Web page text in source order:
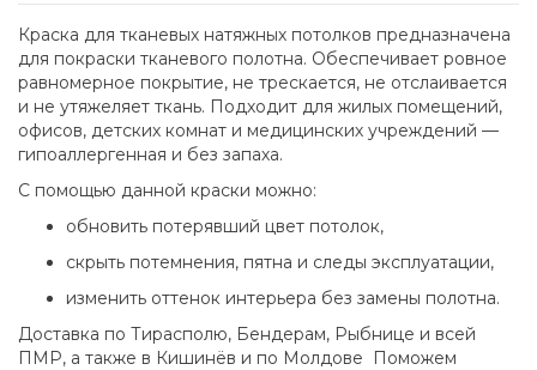
Краска для тканевых натяжных потолков предназначена
для покраски тканевого полотна. Обеспечивает ровное
равномерное покрытие, не трескается, не отслаивается
и не утяжеляет ткань. Подходит для жилых помещений,
офисов, детских комнат и медицинских учреждений —
гипоаллергенная и без запаха.
С помощью данной краски можно:
обновить потерявший цвет потолок,
скрыть потемнения, пятна и следы эксплуатации,
изменить оттенок интерьера без замены полотна.
Доставка по Тирасполю, Бендерам, Рыбнице и всей
ПМР, а также в Кишинёв и по Молдове Поможем